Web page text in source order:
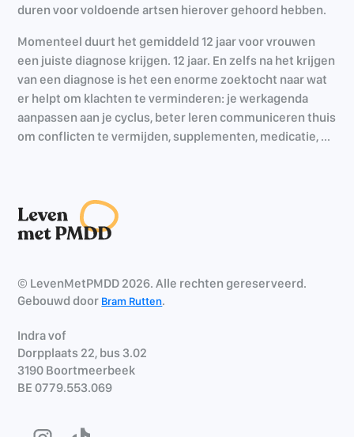
duren voor voldoende artsen hierover gehoord hebben.
Momenteel duurt het gemiddeld 12 jaar voor vrouwen
een juiste diagnose krijgen. 12 jaar. En zelfs na het krijgen
van een diagnose is het een enorme zoektocht naar wat
er helpt om klachten te verminderen: je werkagenda
aanpassen aan je cyclus, beter leren communiceren thuis
om conflicten te vermijden, supplementen, medicatie, ...
© LevenMetPMDD 2026. Alle rechten gereserveerd.
Gebouwd door Bram Rutten.
Indra vof
Dorpplaats 22, bus 3.02
3190 Boortmeerbeek
BE 0779.553.069